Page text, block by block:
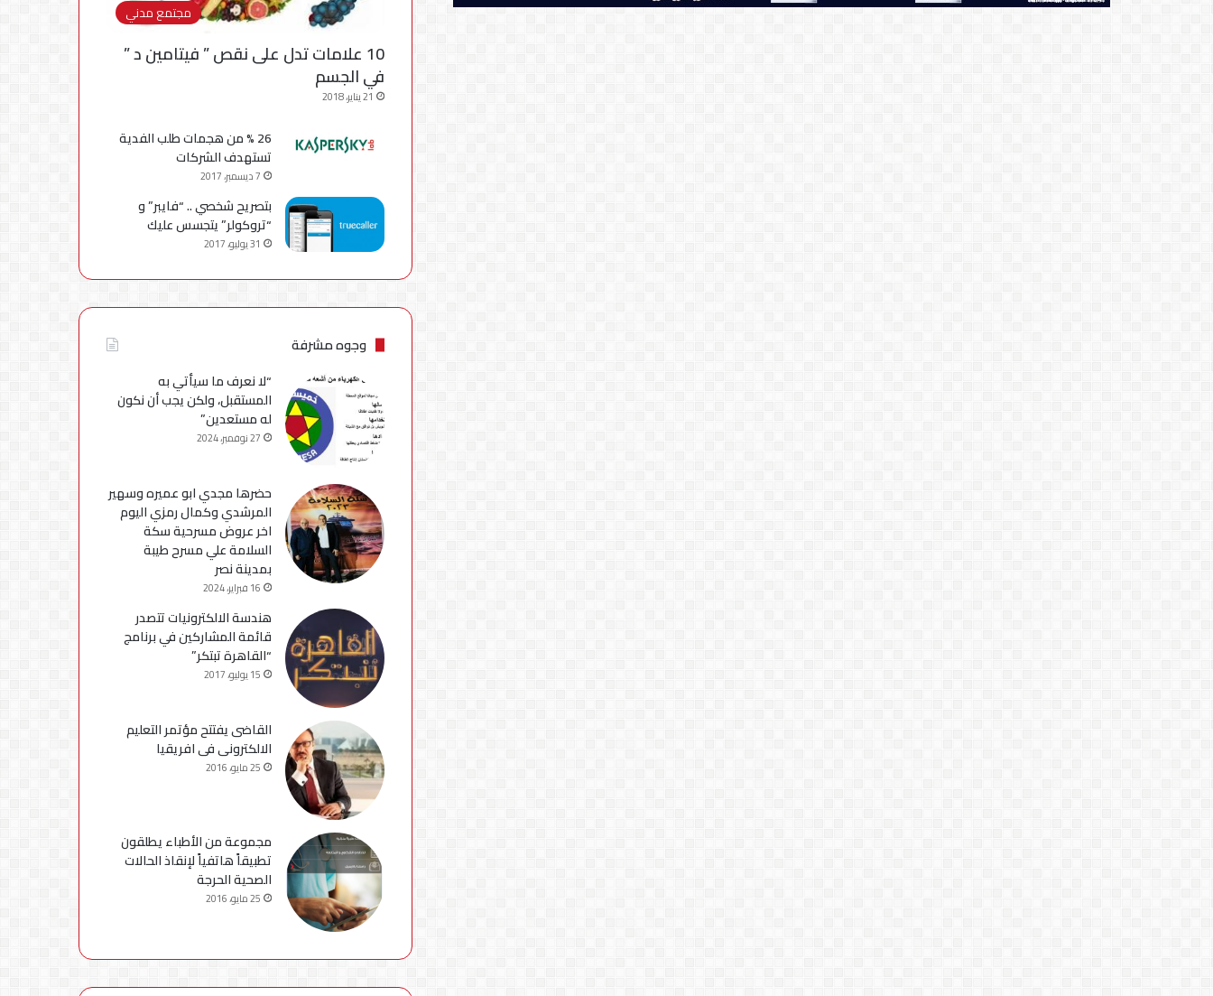
مجتمع مدني
10 علامات تدل على نقص ” فيتامين د ”
في الجسم
21 يناير، 2018
26 % من هجمات طلب الفدية
تستهدف الشركات
7 ديسمبر، 2017
بتصريح شخصي .. “فايبر” و
“تروكولر” يتجسس عليك
31 يوليو، 2017
وجوه مشرفة
“لا نعرف ما سيأتي به
المستقبل، ولكن يجب أن نكون
له مستعدين”
27 نوفمبر، 2024
حضرها مجدي ابو عميره وسهير
المرشدي وكمال رمزي اليوم
اخر عروض مسرحية سكة
السلامة علي مسرح طيبة
بمدينة نصر
16 فبراير، 2024
هندسة الالكترونيات تتصدر
قائمة المشاركين في برنامج
“القاهرة تبتكر”
15 يوليو، 2017
القاضى يفتتح مؤتمر التعليم
الالكترونى فى افريقيا
25 مايو، 2016
مجموعة من الأطباء يطلقون
تطبيقاً هاتفياً لإنقاذ الحالات
الصحية الحرجة
25 مايو، 2016